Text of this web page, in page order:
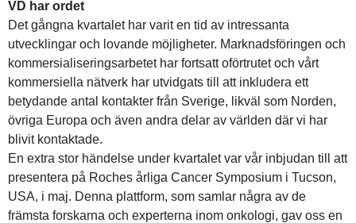
VD har ordet
Det gångna kvartalet har varit en tid av intressanta
utvecklingar och lovande möjligheter. Marknadsföringen och
kommersialiseringsarbetet har fortsatt oförtrutet och vårt
kommersiella nätverk har utvidgats till att inkludera ett
betydande antal kontakter från Sverige, likväl som Norden,
övriga Europa och även andra delar av världen där vi har
blivit kontaktade.
En extra stor händelse under kvartalet var vår inbjudan till att
presentera på Roches årliga Cancer Symposium i Tucson,
USA, i maj. Denna plattform, som samlar några av de
främsta forskarna och experterna inom onkologi, gav oss en